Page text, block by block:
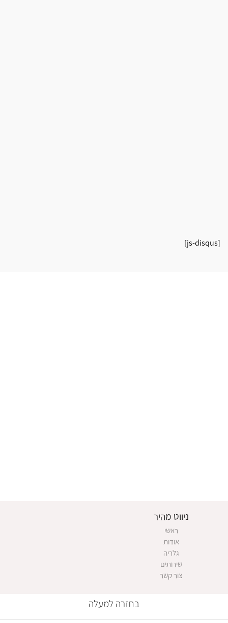
[js-disqus]
ניווט מהיר
ראשי
אודות
גלריה
שירותים
צור קשר
בחזרה למעלה